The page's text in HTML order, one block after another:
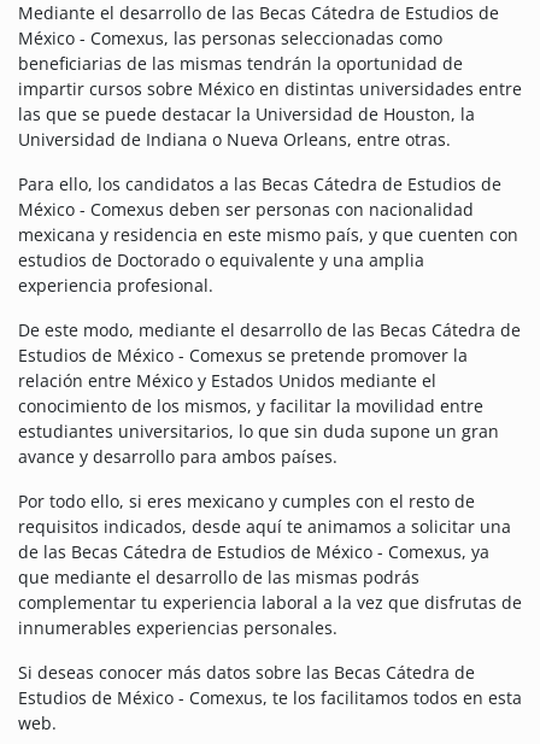
Mediante el desarrollo de las Becas Cátedra de Estudios de
México - Comexus, las personas seleccionadas como
beneficiarias de las mismas tendrán la oportunidad de
impartir cursos sobre México en distintas universidades entre
las que se puede destacar la Universidad de Houston, la
Universidad de Indiana o Nueva Orleans, entre otras.
Para ello, los candidatos a las Becas Cátedra de Estudios de
México - Comexus deben ser personas con nacionalidad
mexicana y residencia en este mismo país, y que cuenten con
estudios de Doctorado o equivalente y una amplia
experiencia profesional.
De este modo, mediante el desarrollo de las Becas Cátedra de
Estudios de México - Comexus se pretende promover la
relación entre México y Estados Unidos mediante el
conocimiento de los mismos, y facilitar la movilidad entre
estudiantes universitarios, lo que sin duda supone un gran
avance y desarrollo para ambos países.
Por todo ello, si eres mexicano y cumples con el resto de
requisitos indicados, desde aquí te animamos a solicitar una
de las Becas Cátedra de Estudios de México - Comexus, ya
que mediante el desarrollo de las mismas podrás
complementar tu experiencia laboral a la vez que disfrutas de
innumerables experiencias personales.
Si deseas conocer más datos sobre las Becas Cátedra de
Estudios de México - Comexus, te los facilitamos todos en esta
web.